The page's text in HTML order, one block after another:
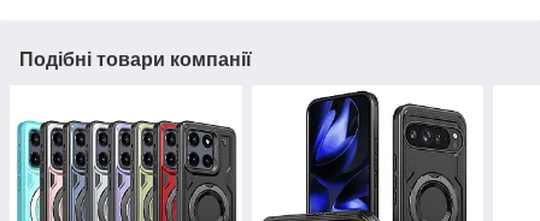
Подібні товари компанії